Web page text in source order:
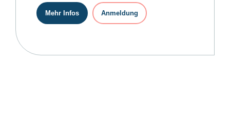
Mehr Infos Anmeldung